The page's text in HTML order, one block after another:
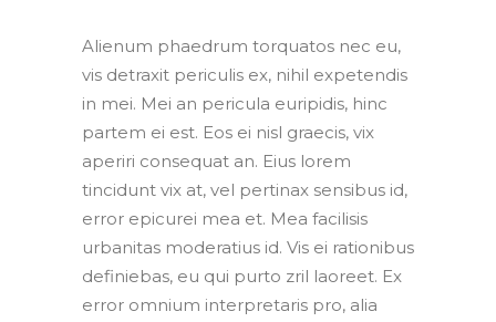
Alienum phaedrum torquatos nec eu,
vis detraxit periculis ex, nihil expetendis
in mei. Mei an pericula euripidis, hinc
partem ei est. Eos ei nisl graecis, vix
aperiri consequat an. Eius lorem
tincidunt vix at, vel pertinax sensibus id,
error epicurei mea et. Mea facilisis
urbanitas moderatius id. Vis ei rationibus
definiebas, eu qui purto zril laoreet. Ex
error omnium interpretaris pro, alia